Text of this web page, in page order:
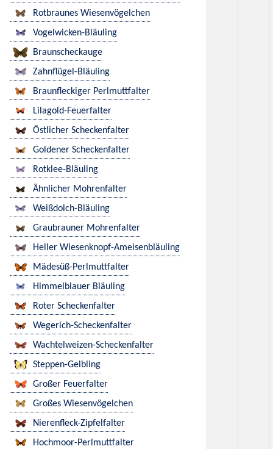
Rotbraunes Wiesenvögelchen
Vogelwicken-Bläuling
Braunscheckauge
Zahnflügel-Bläuling
Braunfleckiger Perlmuttfalter
Lilagold-Feuerfalter
Östlicher Scheckenfalter
Goldener Scheckenfalter
Rotklee-Bläuling
Ähnlicher Mohrenfalter
Weißdolch-Bläuling
Graubrauner Mohrenfalter
Heller Wiesenknopf-Ameisenbläuling
Mädesüß-Perlmuttfalter
Himmelblauer Bläuling
Roter Scheckenfalter
Wegerich-Scheckenfalter
Wachtelweizen-Scheckenfalter
Steppen-Gelbling
Großer Feuerfalter
Großes Wiesenvögelchen
Nierenfleck-Zipfelfalter
Hochmoor-Perlmuttfalter